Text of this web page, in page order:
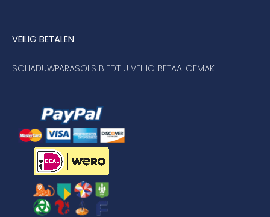
VEILIG BETALEN
SCHADUWPARASOLS BIEDT U VEILIG BETAALGEMAK